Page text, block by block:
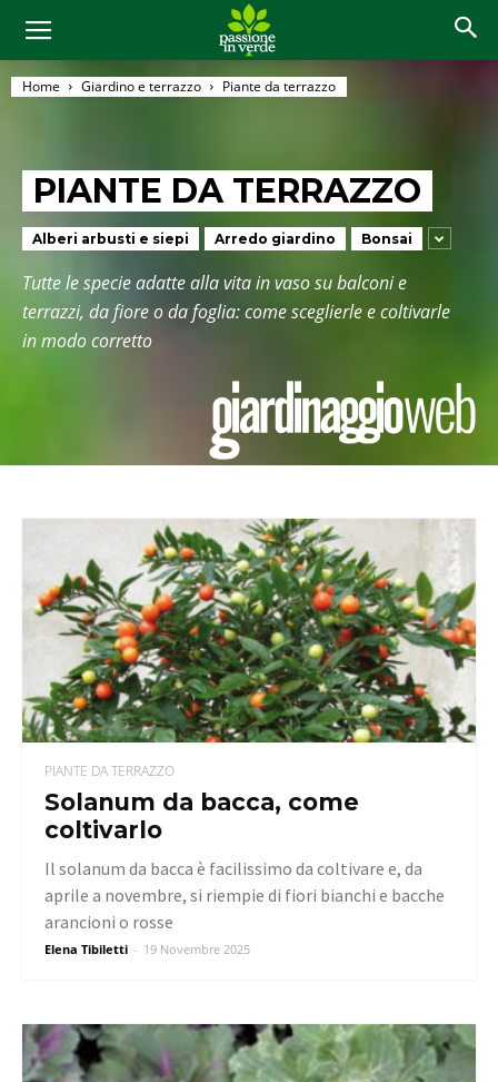
Home Giardino e terrazzo Piante da terrazzo
PIANTE DA TERRAZZO
Alberi arbusti e siepi Arredo giardino Bonsai
Tutte le specie adatte alla vita in vaso su balconi e
terrazzi, da fiore o da foglia: come sceglierle e coltivarle
in modo corretto
PIANTE DA TERRAZZO
Solanum da bacca, come
coltivarlo
Elena Tibiletti - 19 Novembre 2025
Il solanum da bacca è facilissimo da coltivare e, da
aprile a novembre, si riempie di fiori bianchi e bacche
arancioni o rosse